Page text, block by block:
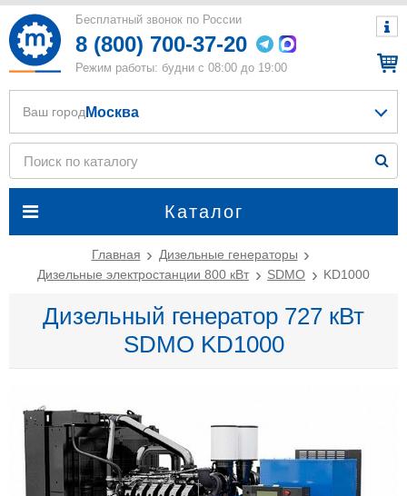
Бесплатный звонок по России
8 (800) 700-37-20
Режим работы: будни с 08:00 до 19:00
Каталог
Ваш город Москва
Главная
Дизельные генераторы
Дизельные электростанции 800 кВт
SDMO KD1000
Дизельный генератор 727 кВт
SDMO KD1000